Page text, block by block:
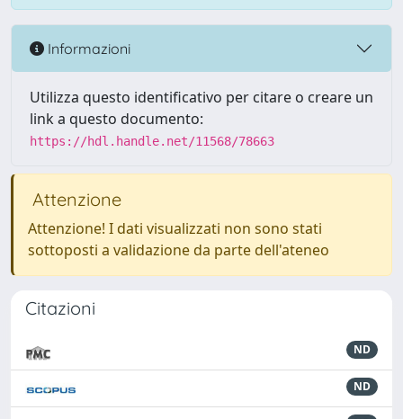
Informazioni
Utilizza questo identificativo per citare o creare un
link a questo documento:
https://hdl.handle.net/11568/78663
Attenzione
Attenzione! I dati visualizzati non sono stati
sottoposti a validazione da parte dell'ateneo
Citazioni
ND
ND